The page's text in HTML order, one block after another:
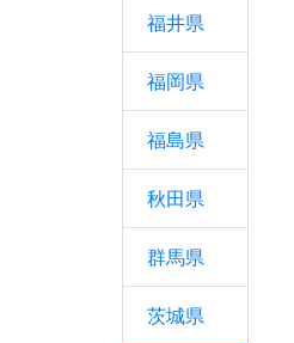
福井県
福岡県
福島県
秋田県
群馬県
茨城県